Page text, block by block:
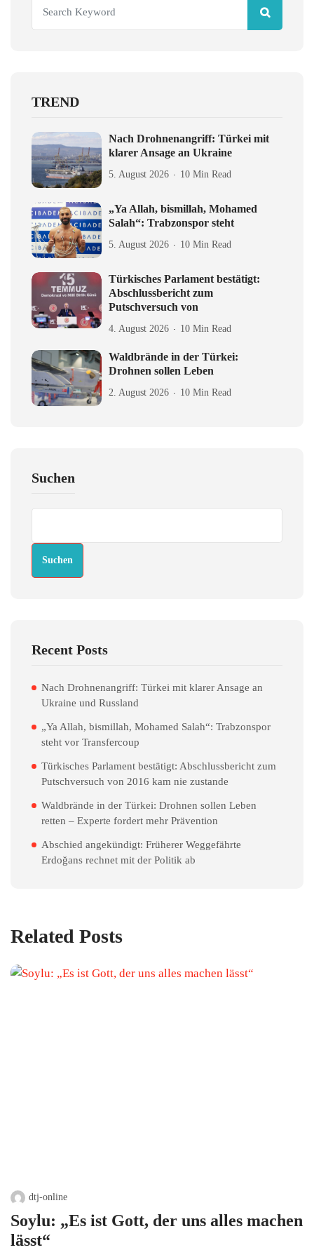
TREND
Nach Drohnenangriff: Türkei mit
klarer Ansage an Ukraine
5. August 2026 10 Min Read
„Ya Allah, bismillah, Mohamed
Salah“: Trabzonspor steht
5. August 2026 10 Min Read
Türkisches Parlament bestätigt:
Abschlussbericht zum
Putschversuch von
4. August 2026 10 Min Read
Waldbrände in der Türkei:
Drohnen sollen Leben
2. August 2026 10 Min Read
Suchen
Suchen
Recent Posts
Nach Drohnenangriff: Türkei mit klarer Ansage an
Ukraine und Russland
„Ya Allah, bismillah, Mohamed Salah“: Trabzonspor
steht vor Transfercoup
Türkisches Parlament bestätigt: Abschlussbericht zum
Putschversuch von 2016 kam nie zustande
Waldbrände in der Türkei: Drohnen sollen Leben
retten – Experte fordert mehr Prävention
Abschied angekündigt: Früherer Weggefährte
Erdoğans rechnet mit der Politik ab
Related Posts
dtj-online
Soylu: „Es ist Gott, der uns alles machen
lässt“